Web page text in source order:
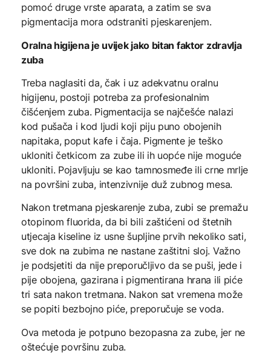
pomoć druge vrste aparata, a zatim se sva
pigmentacija mora odstraniti pjeskarenjem.
Oralna higijena je uvijek jako bitan faktor zdravlja
zuba
Treba naglasiti da, čak i uz adekvatnu oralnu
higijenu, postoji potreba za profesionalnim
čišćenjem zuba. Pigmentacija se najčešće nalazi
kod pušača i kod ljudi koji piju puno obojenih
napitaka, poput kafe i čaja. Pigmente je teško
ukloniti četkicom za zube ili ih uopće nije moguće
ukloniti. Pojavljuju se kao tamnosmeđe ili crne mrlje
na površini zuba, intenzivnije duž zubnog mesa.
Nakon tretmana pjeskarenje zuba, zubi se premažu
otopinom fluorida, da bi bili zaštićeni od štetnih
utjecaja kiseline iz usne šupljine prvih nekoliko sati,
sve dok na zubima ne nastane zaštitni sloj. Važno
je podsjetiti da nije preporučljivo da se puši, jede i
pije obojena, gazirana i pigmentirana hrana ili piće
tri sata nakon tretmana. Nakon sat vremena može
se popiti bezbojno piće, preporučuje se voda.
Ova metoda je potpuno bezopasna za zube, jer ne
oštećuje površinu zuba.